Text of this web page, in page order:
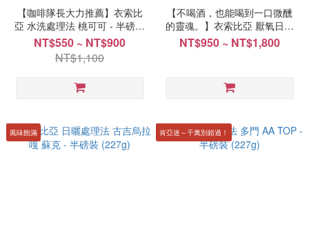
【咖啡隊長大力推薦】衣索比
亞 水洗處理法 桃可可 - 半磅裝
(227g) 【甜蜜風格，CP值破
表】
NT$550 ~ NT$900
NT$1,100
【不喝酒，也能喝到一口微醺
的靈魂。】衣索比亞 厭氧日曬
處理 ⻄達摩 深琴款款 - 半
磅/227g (113.5gx2包裝)
NT$950 ~ NT$1,800
風味飽滿 肯亞迷～千萬別錯過！